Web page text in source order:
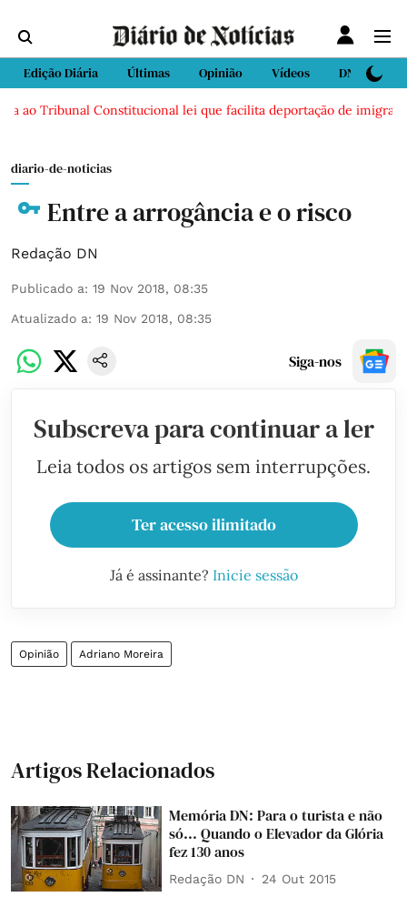
Edição Diária Últimas Opinião Vídeos DN Sport
ao Tribunal Constitucional lei que facilita deportação de
diario-de-noticias
Entre a arrogância e o risco
Redação DN
Publicado a: 19 Nov 2018, 08:35
Atualizado a: 19 Nov 2018, 08:35
Siga-nos
Subscreva para continuar a ler
Leia todos os artigos sem interrupções.
Ter acesso ilimitado
Já é assinante? Inicie sessão
Opinião Adriano Moreira
Artigos Relacionados
Memória DN: Para o turista e não
só... Quando o Elevador da Glória
fez 130 anos
Redação DN 24 Out 2015